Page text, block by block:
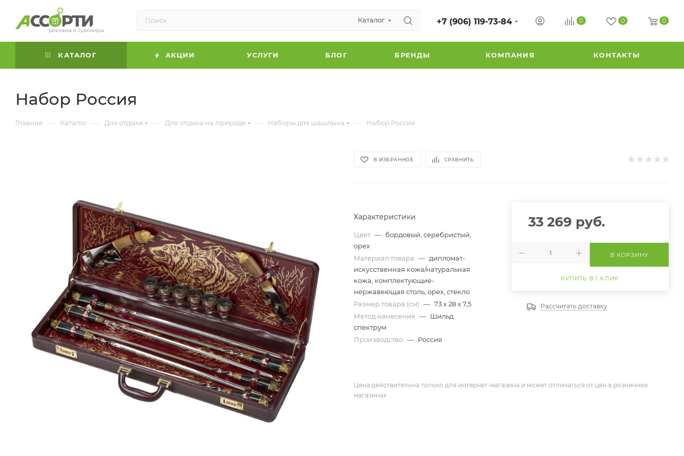
Каталог +7 (906) 119-73-84 0 0 0
КАТАЛОГ АКЦИИ УСЛУГИ БЛОГ БРЕНДЫ КОМПАНИЯ КОНТАКТЫ
Набор Россия
Главная — Каталог — Для отдыха — Для отдыха на природе — Наборы для шашлыка — Набор Россия
В ИЗБРАННОЕ СРАВНИТЬ
Характеристики
Цвет — бордовый, серебристый,
орех
Материал товара — дипломат-
искусственная кожа/натуральная
кожа, комплектующие-
нержавеющая столь, орех, стекло
Размер товара (см) — 73 х 28 х 7,5
Метод нанесения — Шильд
спектрум
Производство — Россия
33 269 руб.
В КОРЗИНУ
КУПИТЬ В 1 КЛИК
Рассчитать доставку
Цена действительна только для интернет-магазина и может отличаться от цен в розничных
магазинах